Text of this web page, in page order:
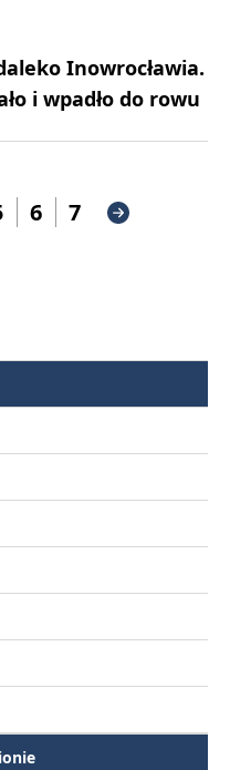
Inowrocławia.
i wpadło do rowu
6 7